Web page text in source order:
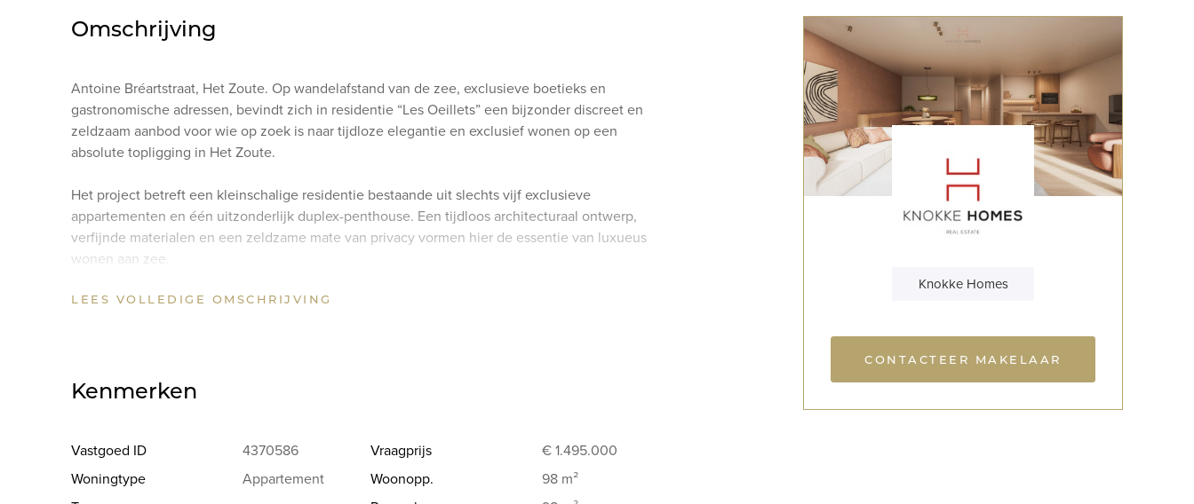
Omschrijving
Antoine Bréartstraat, Het Zoute. Op wandelafstand van de zee, exclusieve boetieks en
gastronomische adressen, bevindt zich in residentie “Les Oeillets” een bijzonder discreet en
zeldzaam aanbod voor wie op zoek is naar tijdloze elegantie en exclusief wonen op een
absolute topligging in Het Zoute.
Het project betreft een kleinschalige residentie bestaande uit slechts vijf exclusieve
appartementen en één uitzonderlijk duplex-penthouse. Een tijdloos architecturaal ontwerp,
verfijnde materialen en een zeldzame mate van privacy vormen hier de essentie van luxueus
wonen aan zee.
Dit uitzonderlijke full floor appartement op de vierde verdieping van ca. 92 m² biedt een unieke
discretie en sereniteit kan genieten van de omgeving en het zijdelings zeezicht.
met aansluitende bergruimte, twee volwaardige slaapkamers en een badkamer. Het geheel
combineert comfort, privacy en een bijzonder aangenaam ruimtegevoel op een uiterst verfijnde
LEES VOLLEDIGE OMSCHRIJVING
Kenmerken
Vastgoed ID 4370586 Vraagprijs
€ 1.495.000
Woningtype
Appartement Woonopp.
98 m²
Knokke Homes
CONTACTEER MAKELAAR